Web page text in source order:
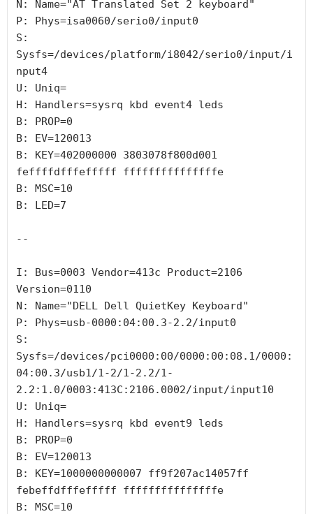
N: Name="AT Translated Set 2 keyboard"
P: Phys=isa0060/serio0/input0
S:
Sysfs=/devices/platform/i8042/serio0/input/i
nput4
U: Uniq=
H: Handlers=sysrq kbd event4 leds
B: PROP=0
B: EV=120013
B: KEY=402000000 3803078f800d001
feffffdfffefffff fffffffffffffffe
B: MSC=10
B: LED=7
--
I: Bus=0003 Vendor=413c Product=2106
Version=0110
N: Name="DELL Dell QuietKey Keyboard"
P: Phys=usb-0000:04:00.3-2.2/input0
S:
Sysfs=/devices/pci0000:00/0000:00:08.1/0000:
04:00.3/usb1/1-2/1-2.2/1-
2.2:1.0/0003:413C:2106.0002/input/input10
U: Uniq=
H: Handlers=sysrq kbd event9 leds
B: PROP=0
B: EV=120013
B: KEY=1000000000007 ff9f207ac14057ff
febeffdfffefffff fffffffffffffffe
B: MSC=10